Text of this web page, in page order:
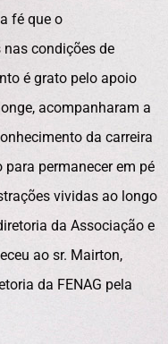
fé que o
condições de
é grato pelo apoio
acompanharam a
da carreira
permanecer em pé
vividas ao longo
da Associação e
ao sr. Mairton,
da FENAG pela